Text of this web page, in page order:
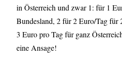
in Österreich und zwar 1: für 1
Bundesland, 2 für 2 Euro/Tag für
3 Euro pro Tag für ganz
eine Ansage!